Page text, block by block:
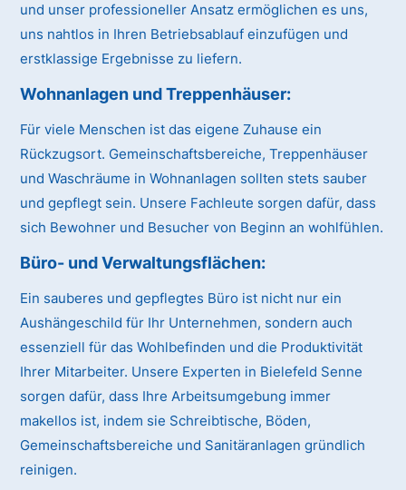
und unser professioneller Ansatz ermöglichen es uns,
uns nahtlos in Ihren Betriebsablauf einzufügen und
erstklassige Ergebnisse zu liefern.
Wohnanlagen und Treppenhäuser:
Für viele Menschen ist das eigene Zuhause ein
Rückzugsort. Gemeinschaftsbereiche, Treppenhäuser
und Waschräume in Wohnanlagen sollten stets sauber
und gepflegt sein. Unsere Fachleute sorgen dafür, dass
sich Bewohner und Besucher von Beginn an wohlfühlen.
Büro- und Verwaltungsflächen:
Ein sauberes und gepflegtes Büro ist nicht nur ein
Aushängeschild für Ihr Unternehmen, sondern auch
essenziell für das Wohlbefinden und die Produktivität
Ihrer Mitarbeiter. Unsere Experten in Bielefeld Senne
sorgen dafür, dass Ihre Arbeitsumgebung immer
makellos ist, indem sie Schreibtische, Böden,
Gemeinschaftsbereiche und Sanitäranlagen gründlich
reinigen.